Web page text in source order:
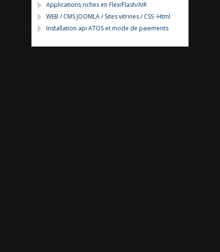
Applications riches en Flex/Flash/AIR
WEB / CMS JOOMLA / Sites vitrines / CSS -Html
Installation api ATOS et mode de paiements